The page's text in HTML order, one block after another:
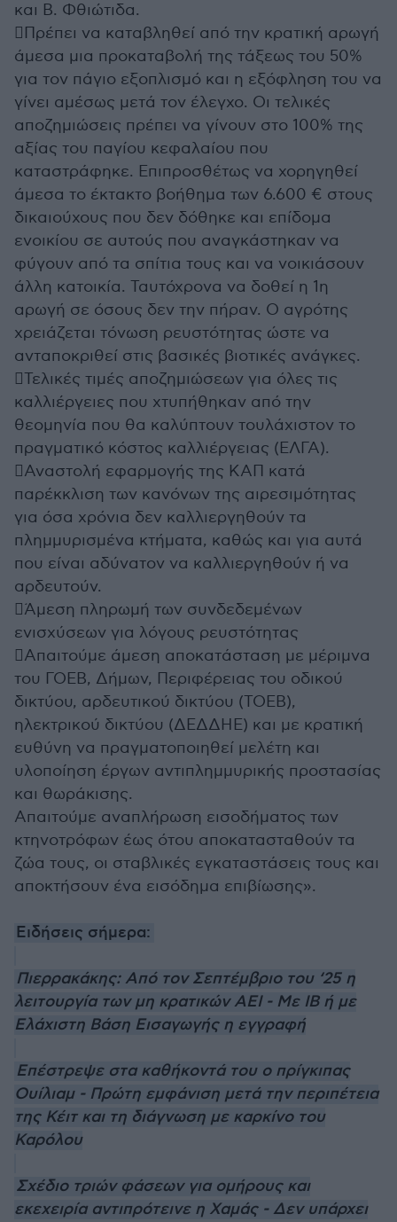
και Β. Φθιώτιδα.
Πρέπει να καταβληθεί από την κρατική αρωγή
άμεσα μια προκαταβολή της τάξεως του 50%
για τον πάγιο εξοπλισμό και η εξόφληση του να
γίνει αμέσως μετά τον έλεγχο. Οι τελικές
αποζημιώσεις πρέπει να γίνουν στο 100% της
αξίας του παγίου κεφαλαίου που
καταστράφηκε. Επιπροσθέτως να χορηγηθεί
άμεσα το έκτακτο βοήθημα των 6.600 € στους
δικαιούχους που δεν δόθηκε και επίδομα
ενοικίου σε αυτούς που αναγκάστηκαν να
φύγουν από τα σπίτια τους και να νοικιάσουν
άλλη κατοικία. Ταυτόχρονα να δοθεί η 1η
αρωγή σε όσους δεν την πήραν. Ο αγρότης
χρειάζεται τόνωση ρευστότητας ώστε να
ανταποκριθεί στις βασικές βιοτικές ανάγκες.
Τελικές τιμές αποζημιώσεων για όλες τις
καλλιέργειες που χτυπήθηκαν από την
θεομηνία που θα καλύπτουν τουλάχιστον το
πραγματικό κόστος καλλιέργειας (ΕΛΓΑ).
Αναστολή εφαρμογής της ΚΑΠ κατά
παρέκκλιση των κανόνων της αιρεσιμότητας
για όσα χρόνια δεν καλλιεργηθούν τα
πλημμυρισμένα κτήματα, καθώς και για αυτά
που είναι αδύνατον να καλλιεργηθούν ή να
αρδευτούν.
Άμεση πληρωμή των συνδεδεμένων
ενισχύσεων για λόγους ρευστότητας
Απαιτούμε άμεση αποκατάσταση με μέριμνα
του ΓΟΕΒ, Δήμων, Περιφέρειας του οδικού
δικτύου, αρδευτικού δικτύου (ΤΟΕΒ),
ηλεκτρικού δικτύου (ΔΕΔΔΗΕ) και με κρατική
ευθύνη να πραγματοποιηθεί μελέτη και
υλοποίηση έργων αντιπλημμυρικής προστασίας
και θωράκισης.
Απαιτούμε αναπλήρωση εισοδήματος των
κτηνοτρόφων έως ότου αποκατασταθούν τα
ζώα τους, οι σταβλικές εγκαταστάσεις τους και
αποκτήσουν ένα εισόδημα επιβίωσης».
Ειδήσεις σήμερα:
Πιερρακάκης: Από τον Σεπτέμβριο του ‘25 η
λειτουργία των μη κρατικών ΑΕΙ - Με ΙΒ ή με
Ελάχιστη Βάση Εισαγωγής η εγγραφή
Επέστρεψε στα καθήκοντά του ο πρίγκιπας
Ουίλιαμ - Πρώτη εμφάνιση μετά την περιπέτεια
της Κέιτ και τη διάγνωση με καρκίνο του
Καρόλου
Σχέδιο τριών φάσεων για ομήρους και
εκεχειρία αντιπρότεινε η Χαμάς - Δεν υπάρχει